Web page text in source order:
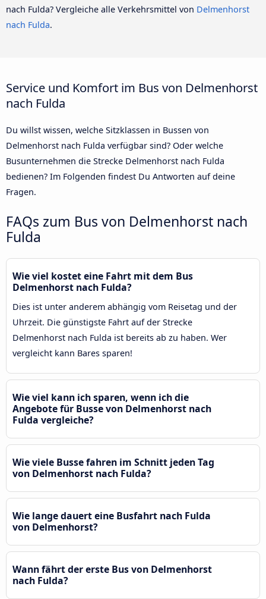
nach Fulda? Vergleiche alle Verkehrsmittel von Delmenhorst
nach Fulda.
Service und Komfort im Bus von Delmenhorst
nach Fulda
Du willst wissen, welche Sitzklassen in Bussen von
Delmenhorst nach Fulda verfügbar sind? Oder welche
Busunternehmen die Strecke Delmenhorst nach Fulda
bedienen? Im Folgenden findest Du Antworten auf deine
Fragen.
FAQs zum Bus von Delmenhorst nach
Fulda
Wie viel kostet eine Fahrt mit dem Bus
Delmenhorst nach Fulda?
Dies ist unter anderem abhängig vom Reisetag und der
Uhrzeit. Die günstigste Fahrt auf der Strecke
Delmenhorst nach Fulda ist bereits ab zu haben. Wer
vergleicht kann Bares sparen!
Wie viel kann ich sparen, wenn ich die
Angebote für Busse von Delmenhorst nach
Fulda vergleiche?
Wie viele Busse fahren im Schnitt jeden Tag
von Delmenhorst nach Fulda?
Wie lange dauert eine Busfahrt nach Fulda
von Delmenhorst?
Wann fährt der erste Bus von Delmenhorst
nach Fulda?